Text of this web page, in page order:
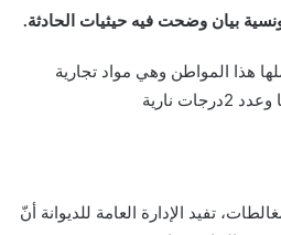
بيان وضحت فيه حيثيات الحادثة.
هذا المواطن وهي مواد تجارية
نارية
تفيد الإدارة العامة للديوانة أنّ